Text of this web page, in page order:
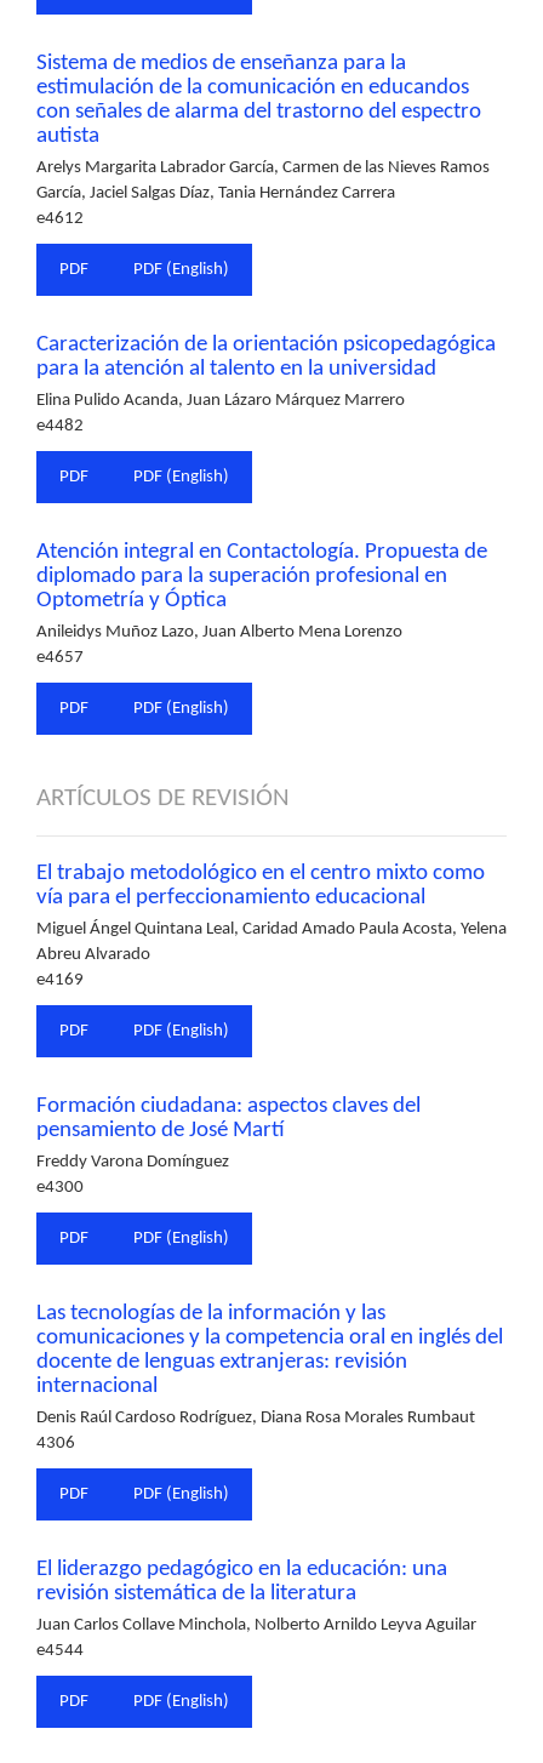
Sistema de medios de enseñanza para la
estimulación de la comunicación en educandos
con señales de alarma del trastorno del espectro
autista
Arelys Margarita Labrador García, Carmen de las Nieves Ramos
García, Jaciel Salgas Díaz, Tania Hernández Carrera
e4612
PDF PDF (English)
Caracterización de la orientación psicopedagógica
para la atención al talento en la universidad
Elina Pulido Acanda, Juan Lázaro Márquez Marrero
e4482
PDF PDF (English)
Atención integral en Contactología. Propuesta de
diplomado para la superación profesional en
Optometría y Óptica
Anileidys Muñoz Lazo, Juan Alberto Mena Lorenzo
e4657
PDF PDF (English)
ARTÍCULOS DE REVISIÓN
El trabajo metodológico en el centro mixto como
vía para el perfeccionamiento educacional
Miguel Ángel Quintana Leal, Caridad Amado Paula Acosta, Yelena
Abreu Alvarado
e4169
PDF PDF (English)
Formación ciudadana: aspectos claves del
pensamiento de José Martí
Freddy Varona Domínguez
e4300
PDF PDF (English)
Las tecnologías de la información y las
comunicaciones y la competencia oral en inglés del
docente de lenguas extranjeras: revisión
internacional
Denis Raúl Cardoso Rodríguez, Diana Rosa Morales Rumbaut
4306
PDF PDF (English)
El liderazgo pedagógico en la educación: una
revisión sistemática de la literatura
Juan Carlos Collave Minchola, Nolberto Arnildo Leyva Aguilar
e4544
PDF PDF (English)